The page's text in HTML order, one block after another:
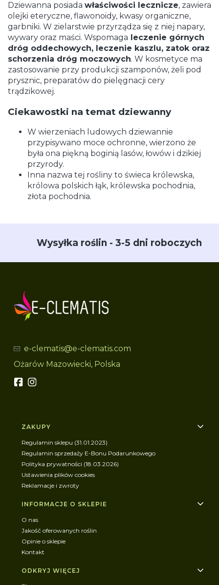
Dziewanna posiada właściwości lecznicze, zawiera
olejki eteryczne, flawonoidy, kwasy organiczne,
garbniki. W zielarstwie przyrządza się z niej napary,
wywary oraz maści. Wspomaga leczenie górnych
dróg oddechowych, leczenie kaszlu, zatok oraz
schorzenia dróg moczowych. W kosmetyce ma
zastosowanie przy produkcji szamponów, żeli pod
prysznic, preparatów do pielęgnacji cery
trądzikowej.
Ciekawostki na temat dziewanny
W wierzeniach ludowych dziewannie
przypisywano moce ochronne, wierzono że
była ona piękną boginią lasów, łowów i dzikiej
przyrody.
Inna nazwa tej rośliny to świeca królewska,
królowa polskich łąk, królewska pochodnia,
złota pochodnia.
Wysyłka roślin - 3-5 dni roboczych
e-clematis@e-clematis.com
Ożarów Mazowiecki, Polska
Linki w stopce
ZAKUPY
Regulamin sklepu (31.01.2023)
Regulamin sprzedaży E-Bonu Podarunkowego
Polityka prywatności (18.03.2026)
Ustawienia plików cookies
Reklamacje i zwroty
INFORMACJE O SKLEPIE
O nas
Jakość oferowanych roślin
Opinie o sklepie
Kontakt
ODKRYJ WIĘCEJ